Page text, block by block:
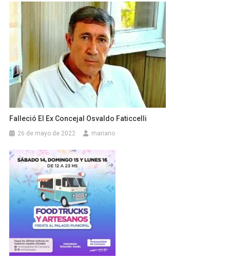
Falleció El Ex Concejal Osvaldo Faticcelli
26 de mayo de 2022 mariano